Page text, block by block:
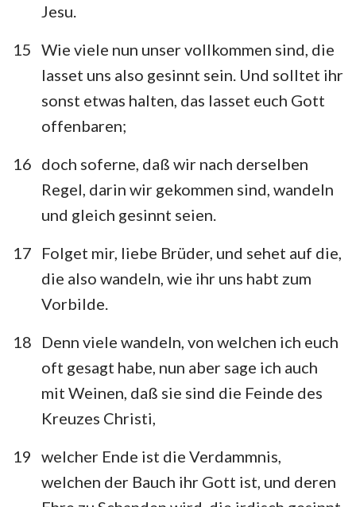
Jesu.
15 Wie viele nun unser vollkommen sind, die
lasset uns also gesinnt sein. Und solltet ihr
sonst etwas halten, das lasset euch Gott
offenbaren;
16 doch soferne, daß wir nach derselben
Regel, darin wir gekommen sind, wandeln
und gleich gesinnt seien.
17
Folget mir, liebe Brüder, und sehet auf die,
die also wandeln, wie ihr uns habt zum
Vorbilde.
18
Denn viele wandeln, von welchen ich euch
oft gesagt habe, nun aber sage ich auch
mit Weinen, daß sie sind die Feinde des
Kreuzes Christi,
19 welcher Ende ist die Verdammnis,
welchen der Bauch ihr Gott ist, und deren